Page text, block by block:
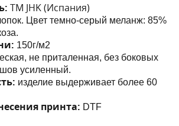
ТМ JHK (Испания)
Цвет темно-серый меланж: 85%
150г/м2
не приталенная, без боковых
усиленный.
изделие выдерживает более 60
принта: DTF